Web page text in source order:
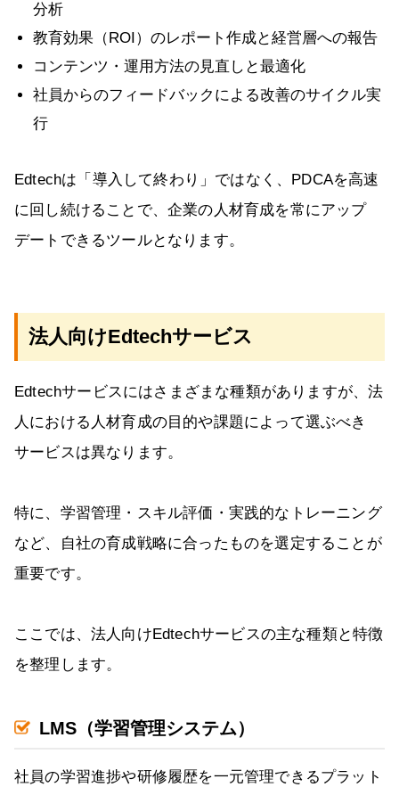
分析
教育効果（ROI）のレポート作成と経営層への報告
コンテンツ・運用方法の見直しと最適化
社員からのフィードバックによる改善のサイクル実
行
Edtechは「導入して終わり」ではなく、PDCAを高速
に回し続けることで、企業の人材育成を常にアップ
デートできるツールとなります。
法人向けEdtechサービス
Edtechサービスにはさまざまな種類がありますが、法
人における人材育成の目的や課題によって選ぶべき
サービスは異なります。
特に、学習管理・スキル評価・実践的なトレーニング
など、自社の育成戦略に合ったものを選定することが
重要です。
ここでは、法人向けEdtechサービスの主な種類と特徴
を整理します。
LMS（学習管理システム）
社員の学習進捗や研修履歴を一元管理できるプラット